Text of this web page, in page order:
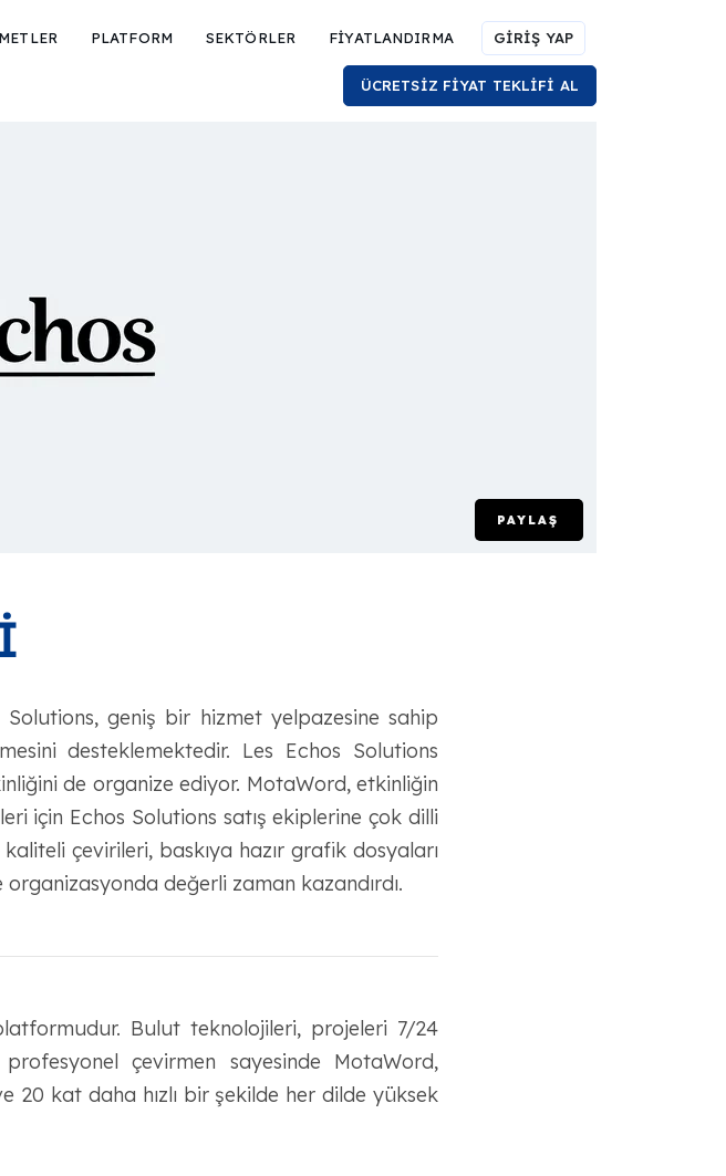
PLATFORM SEKTÖRLER FİYATLANDIRMA GİRİŞ YAP
ÜCRETSİZ FİYAT TEKLİFİ AL
PAYLAŞ
geniş bir hizmet yelpazesine sahip
desteklemektedir. Les Echos Solutions
de organize ediyor. MotaWord, etkinliğin
için Echos Solutions satış ekiplerine çok dilli
çevirileri, baskıya hazır grafik dosyaları
değerli zaman kazandırdı.
Bulut teknolojileri, projeleri 7/24
çevirmen sayesinde MotaWord,
20 kat daha hızlı bir şekilde her dilde yüksek